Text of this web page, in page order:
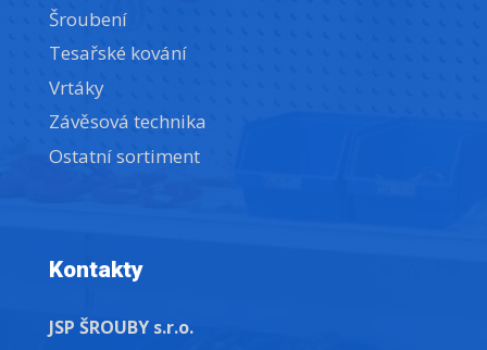
Šroubení
Tesařské kování
Vrtáky
Závěsová technika
Ostatní sortiment
Kontakty
JSP ŠROUBY s.r.o.